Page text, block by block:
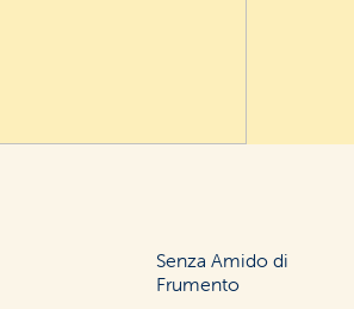
Senza Amido di
Frumento